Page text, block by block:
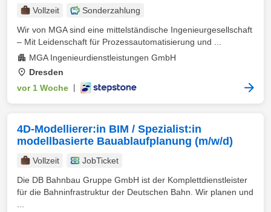
Vollzeit
Sonderzahlung
Wir von MGA sind eine mittelständische Ingenieurgesellschaft
– Mit Leidenschaft für Prozessautomatisierung und ...
MGA Ingenieurdienstleistungen GmbH
Dresden
vor 1 Woche
4D-Modellierer:in BIM / Spezialist:in
modellbasierte Bauablaufplanung (m/w/d)
Vollzeit
JobTicket
Die DB Bahnbau Gruppe GmbH ist der Komplettdienstleister
für die Bahninfrastruktur der Deutschen Bahn. Wir planen und